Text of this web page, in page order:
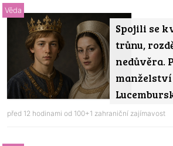
Spojili se
trůnu,
nedůvěra.
Věda
před 12 hodinami od 100+1 zahraniční zajímavost